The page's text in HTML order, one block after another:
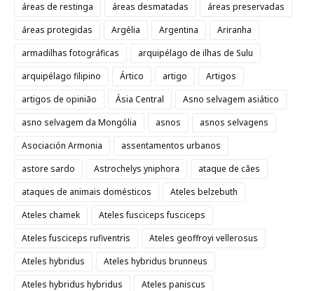
áreas de restinga
áreas desmatadas
áreas preservadas
áreas protegidas
Argélia Argentina
Ariranha
armadilhas fotográficas
arquipélago de ilhas de Sulu
arquipélago filipino
Ártico artigo
Artigos
artigos de opinião
Ásia Central
Asno selvagem asiático
asno selvagem da Mongólia
asnos
asnos selvagens
Asociación Armonia
assentamentos urbanos
astore sardo
Astrochelys yniphora
ataque de cães
ataques de animais domésticos
Ateles belzebuth
Ateles chamek
Ateles fusciceps fusciceps
Ateles fusciceps rufiventris
Ateles geoffroyi vellerosus
Ateles hybridus
Ateles hybridus brunneus
Ateles hybridus hybridus
Ateles paniscus